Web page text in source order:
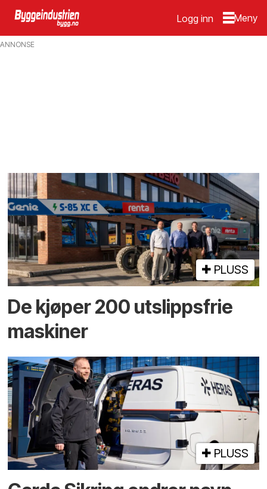
Logg inn
Emne:
ANNONSE
PLUSS
De kjøper 200 utslippsfrie
maskiner
PLUSS